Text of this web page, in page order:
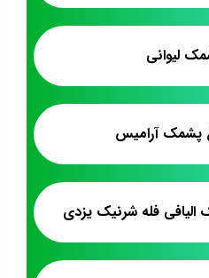
لیوانی
پشمک آرامیس
فله شرنیک یزدی